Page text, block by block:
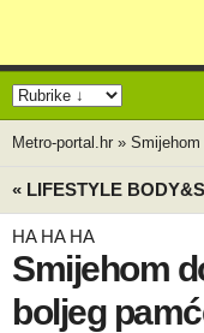
Metro-portal.hr »
« LIFESTYLE
HA HA HA
Smijehom
boljeg